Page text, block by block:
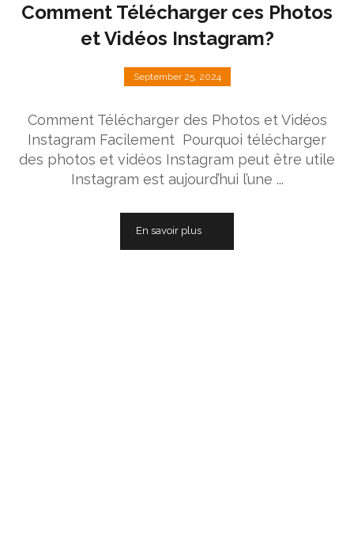
Comment Télécharger ces Photos
et Vidéos Instagram?
September 25, 2024
Comment Télécharger des Photos et Vidéos
Instagram Facilement Pourquoi télécharger
des photos et vidéos Instagram peut être utile
Instagram est aujourd’hui l’une ...
En savoir plus